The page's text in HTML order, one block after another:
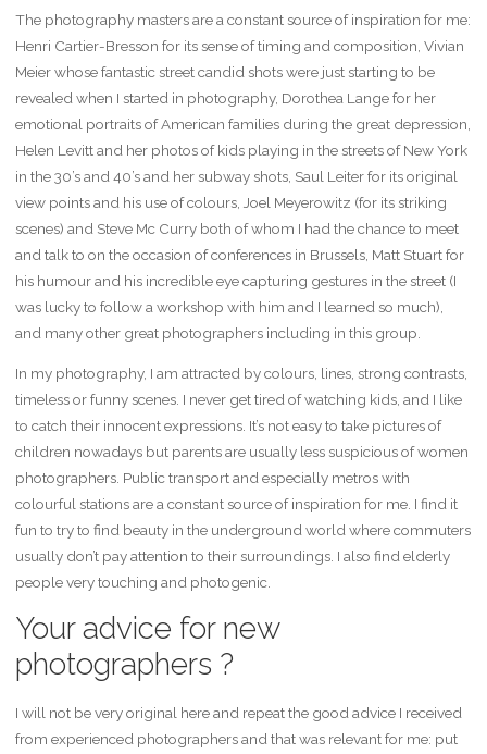
The photography masters are a constant source of inspiration for me:
Henri Cartier-Bresson for its sense of timing and composition, Vivian
Meier whose fantastic street candid shots were just starting to be
revealed when I started in photography, Dorothea Lange for her
emotional portraits of American families during the great depression,
Helen Levitt and her photos of kids playing in the streets of New York
in the 30’s and 40’s and her subway shots, Saul Leiter for its original
view points and his use of colours, Joel Meyerowitz (for its striking
scenes) and Steve Mc Curry both of whom I had the chance to meet
and talk to on the occasion of conferences in Brussels, Matt Stuart for
his humour and his incredible eye capturing gestures in the street (I
was lucky to follow a workshop with him and I learned so much),
and many other great photographers including in this group.
In my photography, I am attracted by colours, lines, strong contrasts,
timeless or funny scenes. I never get tired of watching kids, and I like
to catch their innocent expressions. It’s not easy to take pictures of
children nowadays but parents are usually less suspicious of women
photographers. Public transport and especially metros with
colourful stations are a constant source of inspiration for me. I find it
fun to try to find beauty in the underground world where commuters
usually don’t pay attention to their surroundings. I also find elderly
people very touching and photogenic.
Your advice for new
photographers ?
I will not be very original here and repeat the good advice I received
from experienced photographers and that was relevant for me: put